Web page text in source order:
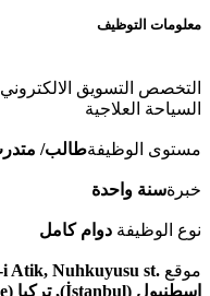
معلومات التوظيف
التخصص التسويق
السياحة العلاجية
مستوى الوظيفةطالب/
خبرةسنة واحدة
نوع الوظيفة دوام كامل
موقع
اسطنبول (İstanbul), تركيا (Türkiye)